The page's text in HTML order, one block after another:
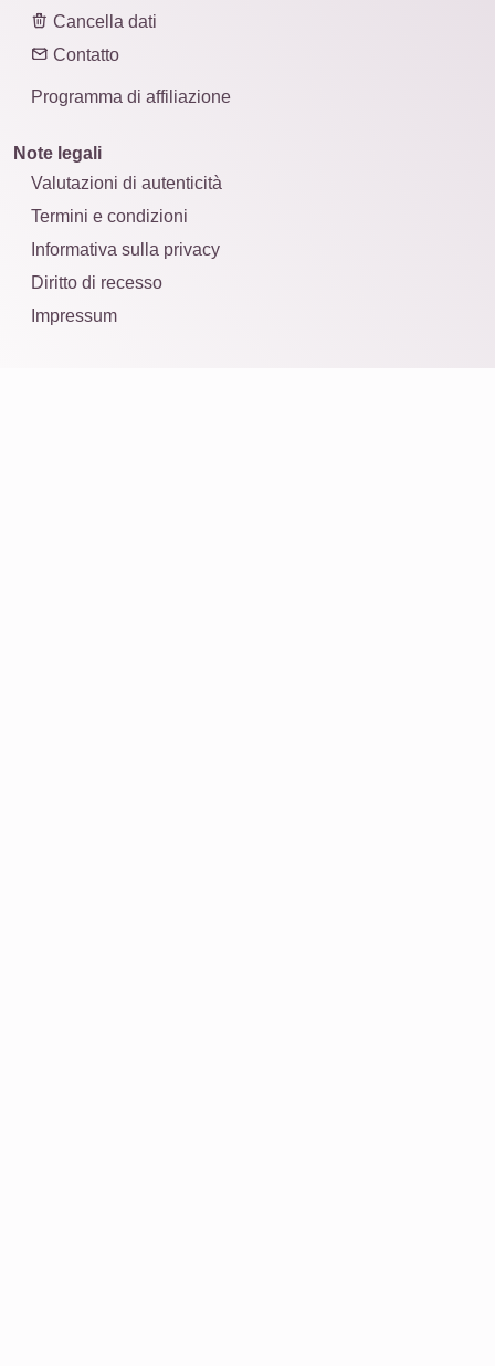
Cancella dati
Contatto
Programma di affiliazione
Note legali
Valutazioni di autenticità
Termini e condizioni
Informativa sulla privacy
Diritto di recesso
Impressum